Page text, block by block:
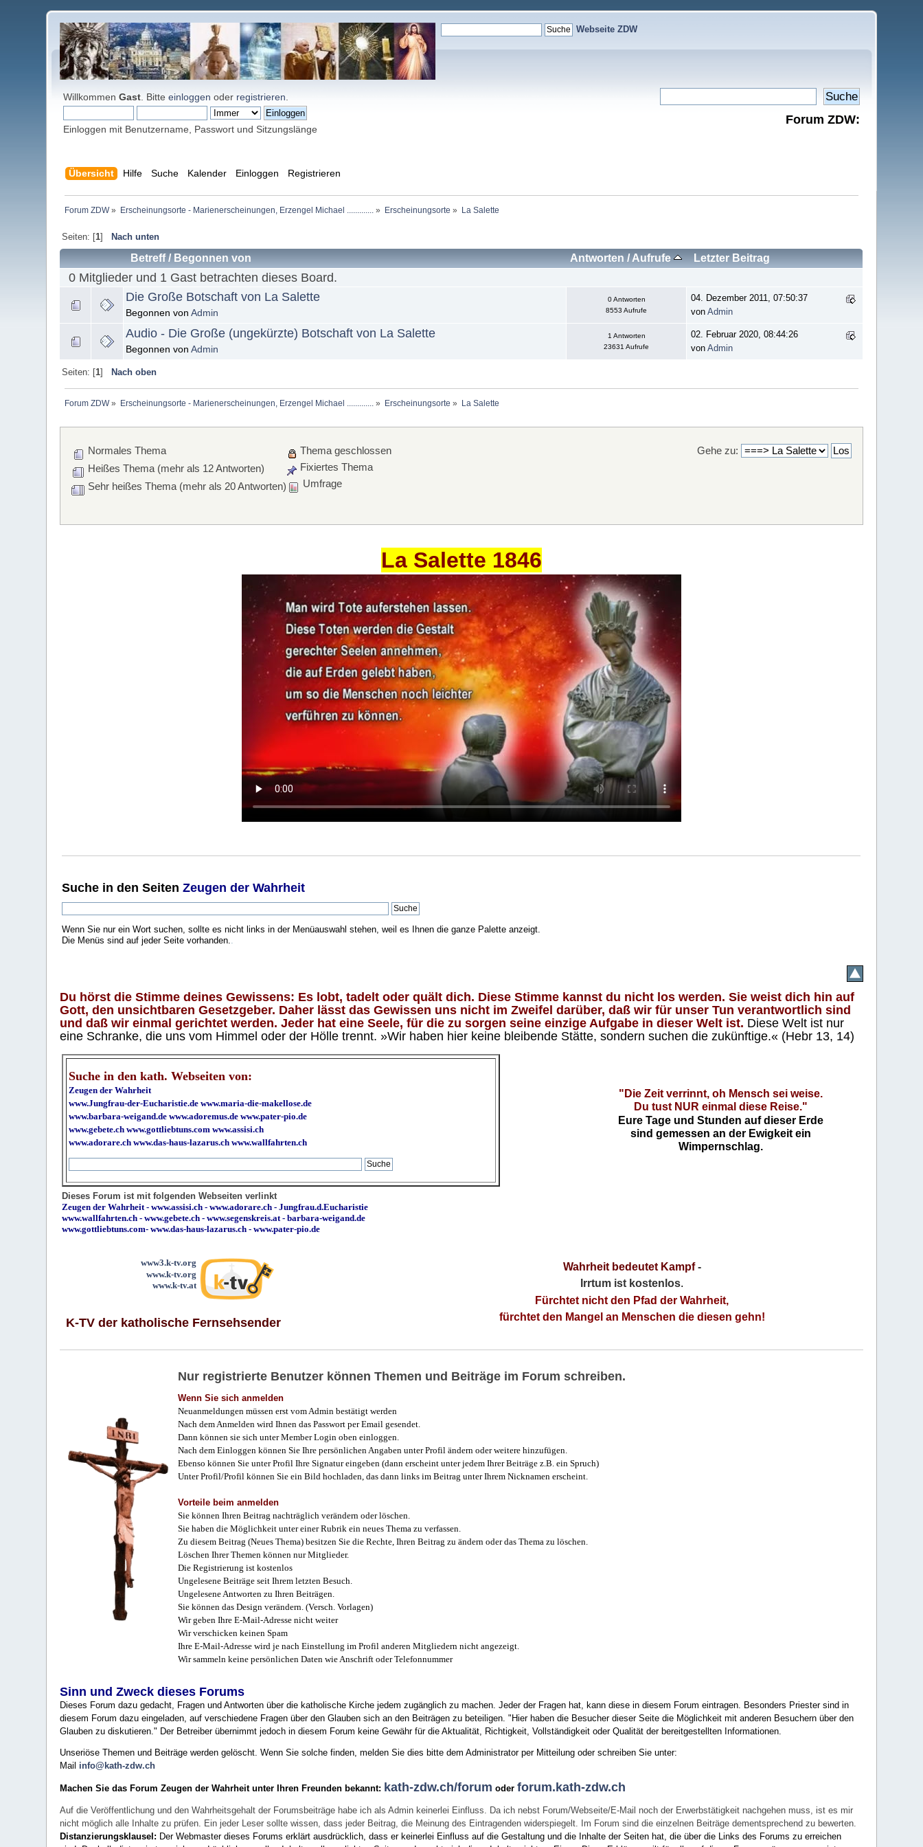
Webseite ZDW
WillkommenGast . Bitteeinloggen oder registrieren
Einloggen mit Benutzername, Passwort und Sitzungslänge
Forum ZDW:
Übersicht Hilfe Suche Kalender Einloggen Registrieren
Forum ZDW» Erscheinungsorte - Marienerscheinungen, Erzengel Michael .............» Erscheinungsorte » La Salette
Seiten: [1] Nach unten
Betreff/ Begonnen von Antworten /Aufrufe Letzter Beitrag
0 Mitglieder und 1 Gast betrachten dieses Board.
Die Große Botschaft von La Salette
Begonnen vonAdmin
0 Antworten
8553 Aufrufe
04. Dezember 2011, 07:50:37
vonAdmin
Audio - Die Große (ungekürzte) Botschaft von La Salette
Begonnen vonAdmin
1 Antworten
23631 Aufrufe
02. Februar 2020, 08:44:26
vonAdmin
Seiten: [1] Nach oben
Forum ZDW» Erscheinungsorte - Marienerscheinungen, Erzengel Michael .............» Erscheinungsorte » La Salette
Gehe zu:
Normales Thema
Heißes Thema (mehr als 12 Antworten)
Sehr heißes Thema (mehr als 20 Antworten)
Thema geschlossen
Fixiertes Thema
Umfrage
La Salette 1846
Suche in den SeitenZeugen der Wahrheit
Wenn Sie nur ein Wort suchen, sollte es nicht links in der Menüauswahl stehen, weil es Ihnen die ganze Palette anzeigt.
Die Menüs sind auf jeder Seite vorhanden.
Du hörst die Stimme deines Gewissens: Es lobt, tadelt oder quält dich. Diese Stimme kannst du nicht los werden. Sie weist dich hin auf
Gott, den unsichtbaren Gesetzgeber. Daher lässt das Gewissen uns nicht im Zweifel darüber, daß wir für unser Tun verantwortlich sind
und daß wir einmal gerichtet werden. Jeder hat eine Seele, für die zu sorgen seine einzige Aufgabe in dieser Welt ist. Diese Welt ist nur
eine Schranke, die uns vom Himmel oder der Hölle trennt. »Wir haben hier keine bleibende Stätte, sondern suchen die zukünftige.« (Hebr 13, 14)
Suche in den kath. Webseiten von:
Zeugen der Wahrheit
www.Jungfrau-der-Eucharistie.de www.maria-die-makellose.de
www.barbara-weigand.de www.adoremus.de www.pater-pio.de
www.gebete.ch www.gottliebtuns.com www.assisi.ch
www.adorare.ch www.das-haus-lazarus.ch www.wallfahrten.ch
"Die Zeit verrinnt, oh Mensch sei weise.
Du tust NUR einmal diese Reise."
Eure Tage und Stunden auf dieser Erde
sind gemessen an der Ewigkeit ein
Wimpernschlag.
Dieses Forum ist mit folgenden Webseiten verlinkt
Zeugen der Wahrheit -www.assisi.ch -www.adorare.ch -Jungfrau.d.Eucharistie
www.wallfahrten.ch -www.gebete.ch -www.segenskreis.at -barbara-weigand.de
www.gottliebtuns.com-www.das-haus-lazarus.ch - www.pater-pio.de
www3.k-tv.org
www.k-tv.org
www.k-tv.at
K-TV der katholische Fernsehsender
Wahrheit bedeutet Kampf-
Irrtum ist kostenlos.
Fürchtet nicht den Pfad der Wahrheit,
fürchtet den Mangel an Menschen die diesen gehn!
Nur registrierte Benutzer können Themen und Beiträge im Forum schreiben.
Wenn Sie sich anmelden
Neuanmeldungen müssen erst vom Admin bestätigt werden
Nach dem Anmelden wird Ihnen das Passwort per Email gesendet.
Dann können sie sich unter Member Login oben einloggen.
Nach dem Einloggen können Sie Ihre persönlichen Angaben unter Profil ändern oder weitere hinzufügen.
Ebenso können Sie unter Profil Ihre Signatur eingeben (dann erscheint unter jedem Ihrer Beiträge z.B. ein Spruch)
Unter Profil/Profil können Sie ein Bild hochladen, das dann links im Beitrag unter Ihrem Nicknamen erscheint.
Vorteile beim anmelden
Sie können Ihren Beitrag nachträglich verändern oder löschen.
Sie haben die Möglichkeit unter einer Rubrik ein neues Thema zu verfassen.
Zu diesem Beitrag (Neues Thema) besitzen Sie die Rechte, Ihren Beitrag zu ändern oder das Thema zu löschen.
Löschen Ihrer Themen können nur Mitglieder.
Die Registrierung ist kostenlos
Ungelesene Beiträge seit Ihrem letzten Besuch.
Ungelesene Antworten zu Ihren Beiträgen.
Sie können das Design verändern. (Versch. Vorlagen)
Wir geben Ihre E-Mail-Adresse nicht weiter
Wir verschicken keinen Spam
Ihre E-Mail-Adresse wird je nach Einstellung im Profil anderen Mitgliedern nicht angezeigt.
Wir sammeln keine persönlichen Daten wie Anschrift oder Telefonnummer
Sinn und Zweck dieses Forums
Dieses Forum dazu gedacht, Fragen und Antworten über die katholische Kirche jedem zugänglich zu machen. Jeder der Fragen hat, kann diese in diesem Forum eintragen. Besonders Priester sind in
diesem Forum dazu eingeladen, auf verschiedene Fragen über den Glauben sich an den Beiträgen zu beteiligen. "Hier haben die Besucher dieser Seite die Möglichkeit mit anderen Besuchern über den
Glauben zu diskutieren." Der Betreiber übernimmt jedoch in diesem Forum keine Gewähr für die Aktualität, Richtigkeit, Vollständigkeit oder Qualität der bereitgestellten Informationen.
Unseriöse Themen und Beiträge werden gelöscht. Wenn Sie solche finden, melden Sie dies bitte dem Administrator per Mitteilung oder schreiben Sie unter:
Mail info@kath-zdw.ch
Machen Sie das Forum Zeugen der Wahrheit unter Ihren Freunden bekannt: kath-zdw.ch/forum oderforum.kath-zdw.ch
Auf die Veröffentlichung und den Wahrheitsgehalt der Forumsbeiträge habe ich als Admin keinerlei Einfluss. Da ich nebst Forum/Webseite/E-Mail noch der Erwerbstätigkeit nachgehen muss, ist es mir
nicht möglich alle Inhalte zu prüfen. Ein jeder Leser sollte wissen, dass jeder Beitrag, die Meinung des Eintragenden widerspiegelt. Im Forum sind die einzelnen Beiträge dementsprechend zu bewerten.
Distanzierungsklausel: Der Webmaster dieses Forums erklärt ausdrücklich, dass er keinerlei Einfluss auf die Gestaltung und die Inhalte der Seiten hat, die über die Links des Forums zu erreichen